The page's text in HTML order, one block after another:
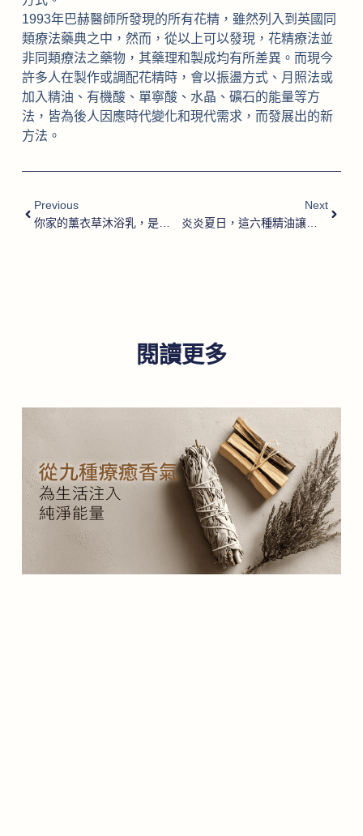
1993年巴赫醫師所發現的所有花精，雖然列入到英國同
類療法藥典之中，然而，從以上可以發現，花精療法並
非同類療法之藥物，其藥理和製成均有所差異。而現今
許多人在製作或調配花精時，會以振盪方式、月照法或
加入精油、有機酸、單寧酸、水晶、礦石的能量等方
法，皆為後人因應時代變化和現代需求，而發展出的新
方法。
Previous
你家的薰衣草沐浴乳，是精油還是香精？
Next
炎炎夏日，這六種精油讓你清涼一下!
閱讀更多